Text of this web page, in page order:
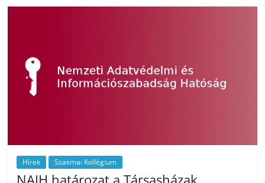
Hírek Szakmai Kollégium
NAIH határozat a Társasházak